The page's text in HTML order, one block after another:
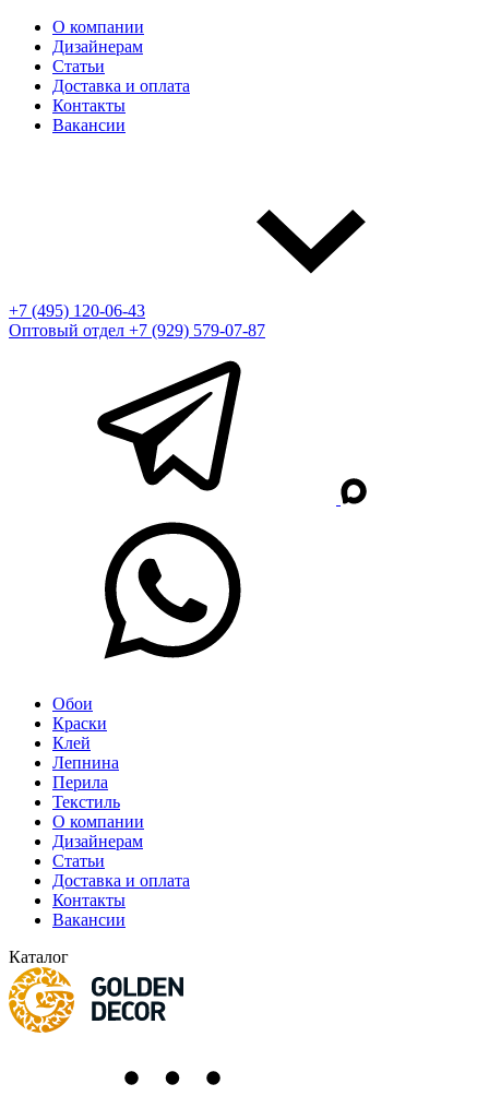
О компании
Дизайнерам
Статьи
Доставка и оплата
Контакты
Вакансии
+7 (495) 120-06-43
Оптовый отдел +7 (929) 579-07-87
Обои
Краски
Клей
Лепнина
Перила
Текстиль
О компании
Дизайнерам
Статьи
Доставка и оплата
Контакты
Вакансии
Каталог